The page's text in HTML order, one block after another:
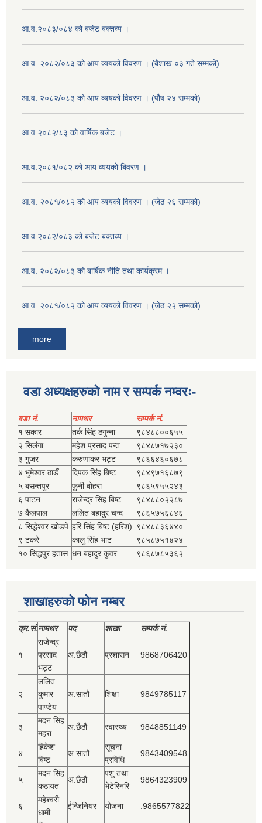
आ.व.२०८३/०८४ को बजेट बक्तव्य ।
आ.व. २०८२/०८३ को आय व्ययको विवरण । (बैशाख ०३ गते सम्मको)
आ.व. २०८२/०८३ को आय व्ययको विवरण । (पौष २४ सम्मको)
आ.व.२०८२/८३ को वार्षिक बजेट ।
आ.व.२०८१/०८२ को आय व्ययको बिवरण ।
आ.व. २०८१/०८२ को आय व्ययको विवरण । (जेठ २६ सम्मको)
आ.व.२०८२/०८३ को बजेट बक्तव्य ।
आ.व. २०८२/०८३ को बार्षिक नीति तथा कार्यक्रम ।
आ.व. २०८१/०८२ को आय व्ययको विवरण । (जेठ २२ सम्मको)
more
वडा अध्यक्षहरुको नाम र सम्पर्क नम्वरः-
वडा नं. नामथर
सम्पर्क नं.
१ सकार
तर्क सिंह ठगुन्‍ना
९८४८८००६५५
२ सिलंगा
महेश प्रसाद पन्त
९८४८७१७२३०
३ गुजर
करुणाकर भट्ट
९८६६४६०६७८
४ भुमेश्‍वर ठाडँ
दिपक सिंह बिष्‍ट
९८४९७१६८७९
५ बसन्तपुर
फुनी बोहरा
९८६५९५५२४३
६ पाटन
राजेन्द्र सिंह बिष्‍ट
९८४८८०२२८७
७ कैलपाल
ललित बहादुर चन्द
९८६५७५६८४६
८ सिद्धेश्‍वर खोडपे हरि सिंह बिष्‍ट (हरिश) ९८४८८३६४४०
९ टकरे
कालु सिंह भाट
९८५८७५१४२४
१० सिद्धपुर हतास धन बहादुर कुवर ९८६८७८५३६२
शाखाहरुको फोन नम्बर
क्र.सं.नामथर पद शाखा सम्‍पर्क नं.
१
राजेन्द्र
प्रसाद
भट्ट
अ.छैठौ प्रशासन 9868706420
२
ललित
कुमार
पाण्डेय
अ.सातौ शिक्षा 9849785117
३
मदन सिंह
महरा
अ.छैठौ स्वास्थ्य 9848851149
४
हिकेश
बिष्‍ट
अ.सातौ
सूचना
प्रविधि
9843409548
५
मदन सिंह
कठायत
अ.छैठौ
पशु तथा
भेटेरिनरि
9864323909
६
महेश्‍वरी
धामी
ईन्जिनियर योजना .9865577822